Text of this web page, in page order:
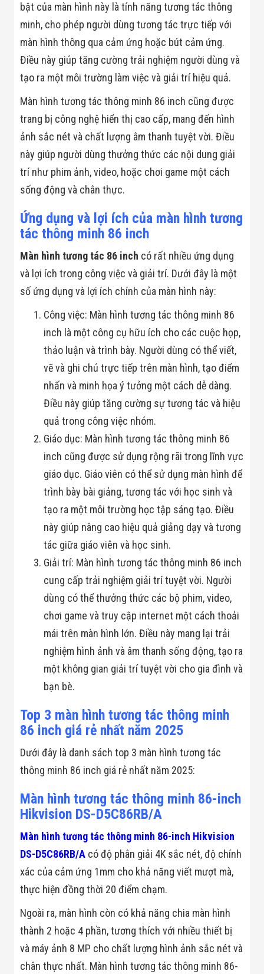
Thiết Bị Công
Nghệ Cao
Ống Nhòm
Chuyên Dụng
Đo Lực - Sức
Căng - Sức
Nén
Máy Kiểm Tra
Khuyết Tật
Máy Kiểm Tra
Vết Nứt Sản
Phẩm
Máy Kiểm Tra
Bo Mạch Điện
Tử
Súng Bắn
Robot AI
THIẾT BỊ KIỂM
Loại
Máy Soi Hành
Lý (X-Ray)
Cổng Phân Làn
Tự Động
Nhận Diện
Hệ Thống Điện
Nhẹ
Thiết Bị Theo
Ngành
Thiết Bị Ngành
Thực Phẩm
Thiết Bị Ngành
Thực Phẩm
Thiết Bị Ngành
Công Nghiệp
Thiết Bị Ngành
Giáo Dục
Thiết Bị Ngành
Thủy Sản
Thiết Bị Ngành
Giày Da, Túi
Xách
Dự Án Triển
Dự Án Ngành
Dự Án Ngành
Thực Phẩm
Dự Án Ngành
Siêu Thị - Ngân
Hàng
Dự Án Ngành
Giáo Dục -
Trường Học
Dự Án Ngành
Đội
Dự Án Kho
Xưởng -
Tin Công Nghệ
Tin Khuyến Mãi
bật của màn hình này là tính năng tương tác thông
minh, cho phép người dùng tương tác trực tiếp với
màn hình thông qua cảm ứng hoặc bút cảm ứng.
Điều này giúp tăng cường trải nghiệm người dùng và
tạo ra một môi trường làm việc và giải trí hiệu quả.
Màn hình tương tác thông minh 86 inch cũng được
trang bị công nghệ hiển thị cao cấp, mang đến hình
ảnh sắc nét và chất lượng âm thanh tuyệt vời. Điều
này giúp người dùng thưởng thức các nội dung giải
trí như phim ảnh, video, hoặc chơi game một cách
sống động và chân thực.
Ứng dụng và lợi ích của màn hình tương
tác thông minh 86 inch
Màn hình tương tác 86 inch có rất nhiều ứng dụng
và lợi ích trong công việc và giải trí. Dưới đây là một
số ứng dụng và lợi ích chính của màn hình này:
Công việc: Màn hình tương tác thông minh 86
inch là một công cụ hữu ích cho các cuộc họp,
thảo luận và trình bày. Người dùng có thể viết,
vẽ và ghi chú trực tiếp trên màn hình, tạo điểm
nhấn và minh họa ý tưởng một cách dễ dàng.
Điều này giúp tăng cường sự tương tác và hiệu
quả trong công việc nhóm.
Giáo dục: Màn hình tương tác thông minh 86
inch cũng được sử dụng rộng rãi trong lĩnh vực
giáo dục. Giáo viên có thể sử dụng màn hình để
trình bày bài giảng, tương tác với học sinh và
tạo ra một môi trường học tập sáng tạo. Điều
này giúp nâng cao hiệu quả giảng dạy và tương
tác giữa giáo viên và học sinh.
Giải trí: Màn hình tương tác thông minh 86 inch
cung cấp trải nghiệm giải trí tuyệt vời. Người
dùng có thể thưởng thức các bộ phim, video,
chơi game và truy cập internet một cách thoải
mái trên màn hình lớn. Điều này mang lại trải
nghiệm hình ảnh và âm thanh sống động, tạo ra
một không gian giải trí tuyệt vời cho gia đình và
bạn bè.
Top 3 màn hình tương tác thông minh
86 inch giá rẻ nhất năm 2025
Dưới đây là danh sách top 3 màn hình tương tác
thông minh 86 inch giá rẻ nhất năm 2025:
Màn hình tương tác thông minh 86-inch
Hikvision DS-D5C86RB/A
Màn hình tương tác thông minh 86-inch Hikvision
DS-D5C86RB/A có độ phân giải 4K sắc nét, độ chính
xác của cảm ứng 1mm cho khả năng viết mượt mà,
thực hiện đồng thời 20 điểm chạm.
Ngoài ra, màn hình còn có khả năng chia màn hình
thành 2 hoặc 4 phần, tương thích với nhiều thiết bị
và máy ảnh 8 MP cho chất lượng hình ảnh sắc nét và
chân thực nhất. Màn hình tương tác thông minh 86-